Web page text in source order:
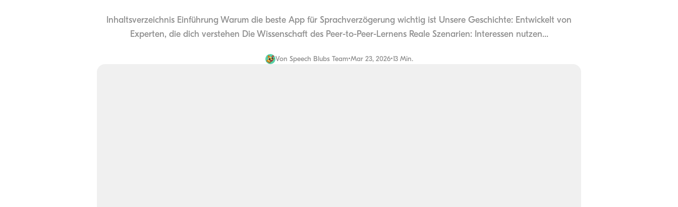
Inhaltsverzeichnis Einführung Warum die beste App für Sprachverzögerung wichtig ist Unsere Geschichte: Entwickelt von
Experten, die dich verstehen Die Wissenschaft des Peer-to-Peer-Lernens Reale Szenarien: Interessen nutzen...
Von Speech Blubs Team•Mar 23, 2026•13 Min.